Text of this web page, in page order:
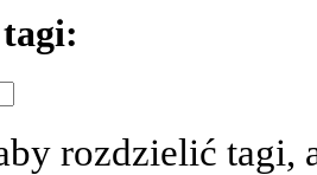
rozdzielić tagi,